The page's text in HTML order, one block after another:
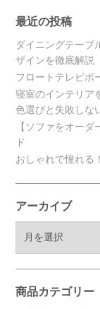
最近の投稿
ダイニングテーブ
ザインを徹底解説
フロートテレビボ
寝室のインテリア
色選びと失敗しな
【ソファをオー
ド
おしゃれで憧れる
アーカイブ
ブ
商品カテゴリー